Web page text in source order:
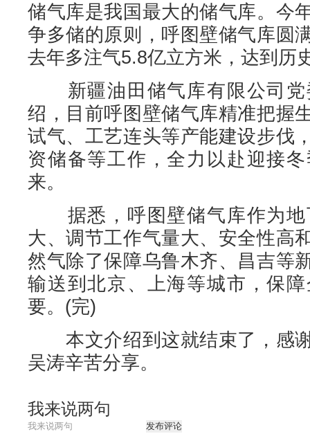
储气库是我国最大的储气库。今
争多储的原则，呼图壁储气库圆
去年多注气5.8亿立方米，达到历
新疆油田储气库有限公司党
绍，目前呼图壁储气库精准把握
试气、工艺连头等产能建设步伐
资储备等工作，全力以赴迎接
来。
据悉，呼图壁储气库作为地
大、调节工作气量大、安全性高
然气除了保障乌鲁木齐、昌吉等
输送到北京、上海等城市，保
要。(完)
本文介绍到这就结束了，感
吴涛辛苦分享。
我来说两句
发布评论